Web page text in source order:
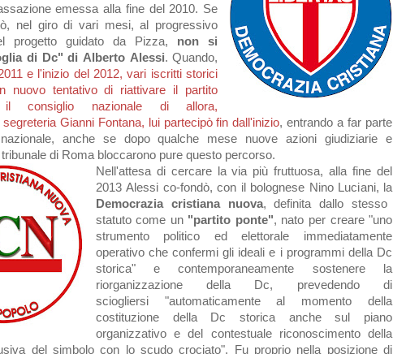
azione emessaalla fine del 2010. Se
nel giro di vari mesi,a l progressivo
progetto guidato da Pizza, non si
a di Dc" di Alberto Alessi. Quando,
e l'inizio del 2012, vari iscritti storici
nuovo tentativo di riattivare il partito
il consiglio nazionale diallora,
segreteria Gianni Fontana, lui partecipò fin dall'inizio, entrandoa far parte
azionale, anche se dopo qualche mese nuoveazioni giudiziarie e
ale di Roma bloccarono pure questo percorso.
Nell'attesa di cercare l a via più fruttuosa,alla fine del
2013Alessi co-fondò, con il bolognese Nino Luciani, la
Democrazia cristiana nuova, definita dallo stesso
statutocome un "partito ponte", nato per creare "uno
strumento politico ed elettorale immediatamente
operativo che confermi gli ideali e i programmi della Dc
storica" e contemporaneamente sostenere
la
riorganizzazione della Dc, prevedendo di
sciogliersi "automaticamente al momento della
costituzione della Dc storica anche sul piano
organizzativo e del contestuale riconoscimento della
del simbolo con lo scudo crociato".
Fu proprio nella posizione di